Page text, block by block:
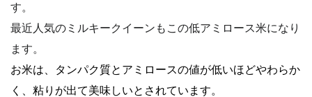
す。
最近人気のミルキークイーンもこの低アミロース米になり
ます。
お米は、タンパク質とアミロースの値が低いほどやわらか
く、粘りが出て美味しいとされています。